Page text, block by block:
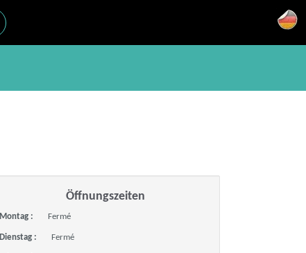
Öffnungszeiten
Montag : Fermé
Dienstag : Fermé